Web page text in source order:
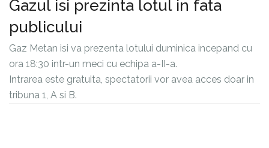
Gazul isi prezinta lotul in fata
publicului
Gaz Metan isi va prezenta lotului duminica incepand cu
ora 18:30 intr-un meci cu echipa a-II-a.
Intrarea este gratuita, spectatorii vor avea acces doar in
tribuna 1, A si B.